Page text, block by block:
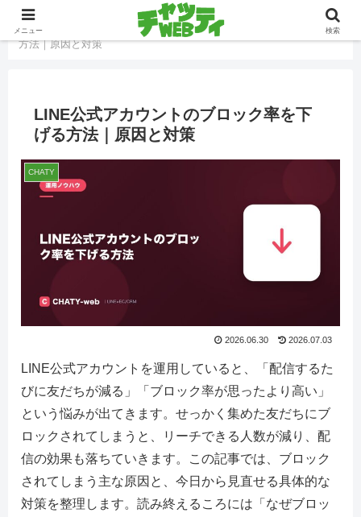
LINE公式アカウントのブロック率を下げる
方法｜原因と対策
LINE公式アカウントのブロック率を下
げる方法｜原因と対策
CHATY
2026.06.30 2026.07.03
LINE公式アカウントを運用していると、「配信するた
びに友だちが減る」「ブロック率が思ったより高い」
という悩みが出てきます。せっかく集めた友だちにブ
ロックされてしまうと、リーチできる人数が減り、配
信の効果も落ちていきます。この記事では、ブロック
されてしまう主な原因と、今日から見直せる具体的な
対策を整理します。読み終えるころには「なぜブロッ
メニュー 検索